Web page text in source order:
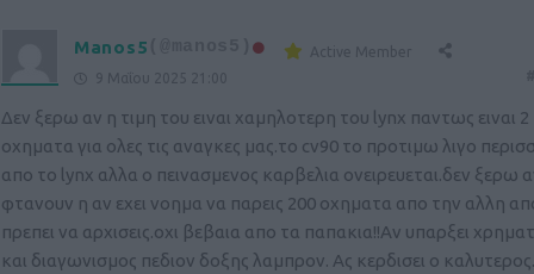
Manos5
Active Member
9 Μαΐου 2025 21:00
Δεν ξερω αν η τιμη του ειναι χαμηλοτερη του lynx παντως ειναι
οχηματα για ολες τις αναγκες μας.το cv90 το προτιμω λιγο
απο το lynx αλλα ο πεινασμενος καρβελια ονειρευεται.δεν ξερω
φτανουν η αν εχει νοημα να παρεις 200 οχηματα απο την αλλη
πρεπει να αρχισεις.οχι βεβαια απο τα παπακια!!Αν υπαρξει
και διαγωνισμος πεδιον δοξης λαμπρον. Ας κερδισει ο καλυτερος.